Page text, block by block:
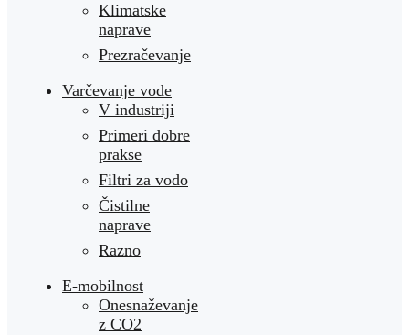
Klimatske
naprave
Prezračevanje
Varčevanje vode
V industriji
Primeri dobre
prakse
Filtri za vodo
Čistilne
naprave
Razno
E-mobilnost
Onesnaževanje
z CO2